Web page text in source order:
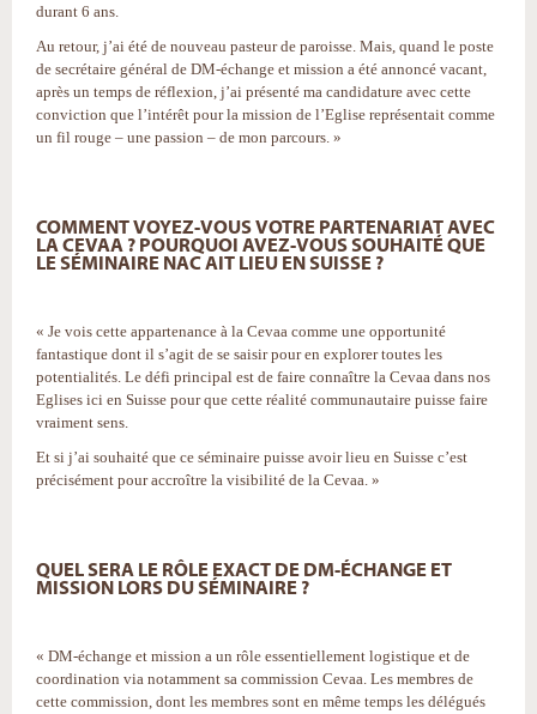
durant 6 ans.
Au retour, j’ai été de nouveau pasteur de paroisse. Mais, quand le poste
de secrétaire général de DM-échange et mission a été annoncé vacant,
après un temps de réflexion, j’ai présenté ma candidature avec cette
conviction que l’intérêt pour la mission de l’Eglise représentait comme
un fil rouge – une passion – de mon parcours. »
COMMENT VOYEZ-VOUS VOTRE PARTENARIAT AVEC
LA CEVAA ? POURQUOI AVEZ-VOUS SOUHAITÉ QUE
LE SÉMINAIRE NAC AIT LIEU EN SUISSE ?
« Je vois cette appartenance à la Cevaa comme une opportunité
fantastique dont il s’agit de se saisir pour en explorer toutes les
potentialités. Le défi principal est de faire connaître la Cevaa dans nos
Eglises ici en Suisse pour que cette réalité communautaire puisse faire
vraiment sens.
Et si j’ai souhaité que ce séminaire puisse avoir lieu en Suisse c’est
précisément pour accroître la visibilité de la Cevaa. »
QUEL SERA LE RÔLE EXACT DE DM-ÉCHANGE ET
MISSION LORS DU SÉMINAIRE ?
« DM-échange et mission a un rôle essentiellement logistique et de
coordination via notamment sa commission Cevaa. Les membres de
cette commission, dont les membres sont en même temps les délégués